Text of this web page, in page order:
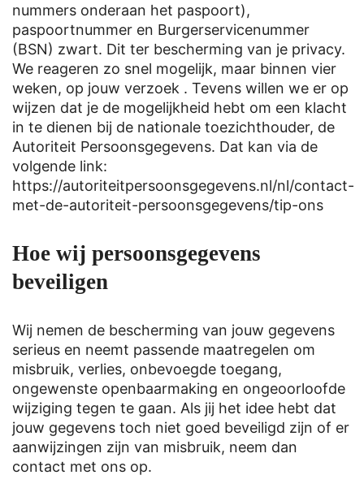
nummers onderaan het paspoort),
paspoortnummer en Burgerservicenummer
(BSN) zwart. Dit ter bescherming van je privacy.
We reageren zo snel mogelijk, maar binnen vier
weken, op jouw verzoek . Tevens willen we er op
wijzen dat je de mogelijkheid hebt om een klacht
in te dienen bij de nationale toezichthouder, de
Autoriteit Persoonsgegevens. Dat kan via de
volgende link:
https://autoriteitpersoonsgegevens.nl/nl/contact-
met-de-autoriteit-persoonsgegevens/tip-ons
Hoe wij persoonsgegevens
beveiligen
Wij nemen de bescherming van jouw gegevens
serieus en neemt passende maatregelen om
misbruik, verlies, onbevoegde toegang,
ongewenste openbaarmaking en ongeoorloofde
wijziging tegen te gaan. Als jij het idee hebt dat
jouw gegevens toch niet goed beveiligd zijn of er
aanwijzingen zijn van misbruik, neem dan
contact met ons op.